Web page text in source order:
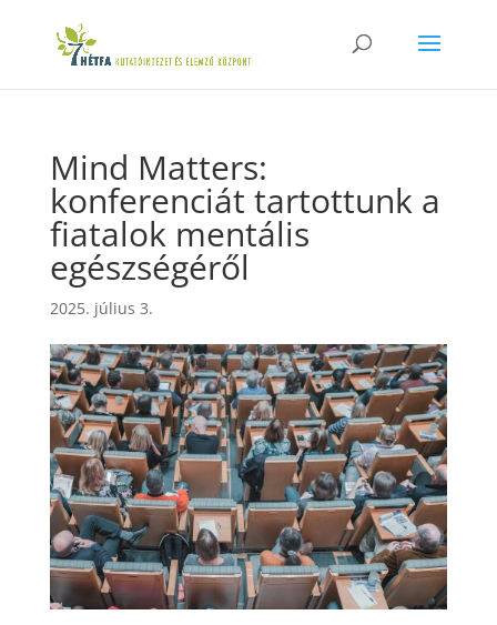
Mind Matters:
konferenciát tartottunk a
fiatalok mentális
egészségéről
2025. július 3.